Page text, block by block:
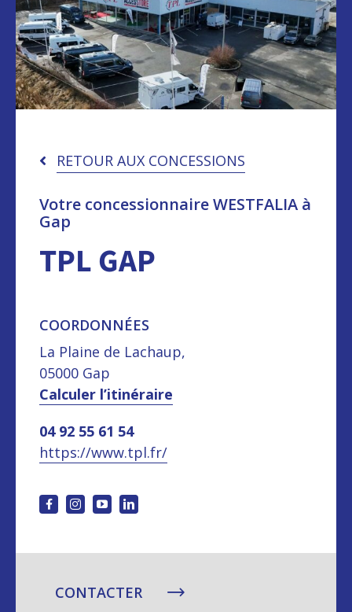
RETOUR AUX CONCESSIONS
Votre concessionnaire WESTFALIA à
Gap
TPL GAP
COORDONNÉES
La Plaine de Lachaup,
05000 Gap
Calculer l’itinéraire
04 92 55 61 54
https://www.tpl.fr/
CONTACTER